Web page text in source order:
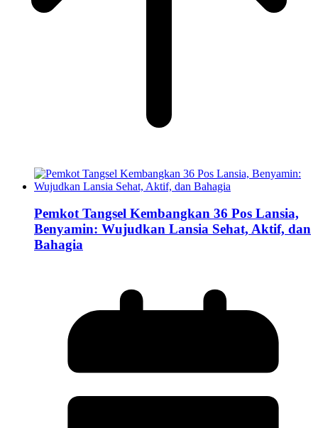
Pemkot Tangsel Kembangkan 36 Pos Lansia,
Benyamin: Wujudkan Lansia Sehat, Aktif, dan
Bahagia